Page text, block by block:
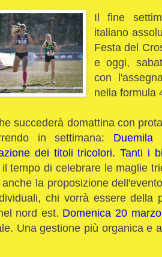
Il fine
italiano
Festa del
e oggi,
con
nella formula
succederà domattina con
in settimana:
dei titoli tricolori. Tanti i
tempo di celebrare le maglie
la proposizione
chi vorrà essere della
nord est. Domenica 20
Una gestione più organica e